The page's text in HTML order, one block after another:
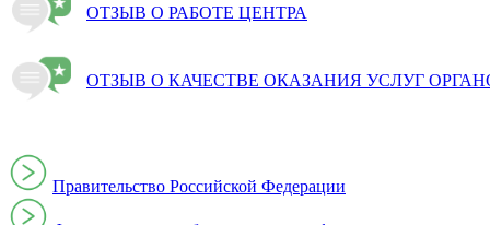
ОТЗЫВ О РАБОТЕ ЦЕНТРА
ОТЗЫВ О КАЧЕСТВЕ ОКАЗАНИЯ УСЛУГ
Правительство Российской Федерации